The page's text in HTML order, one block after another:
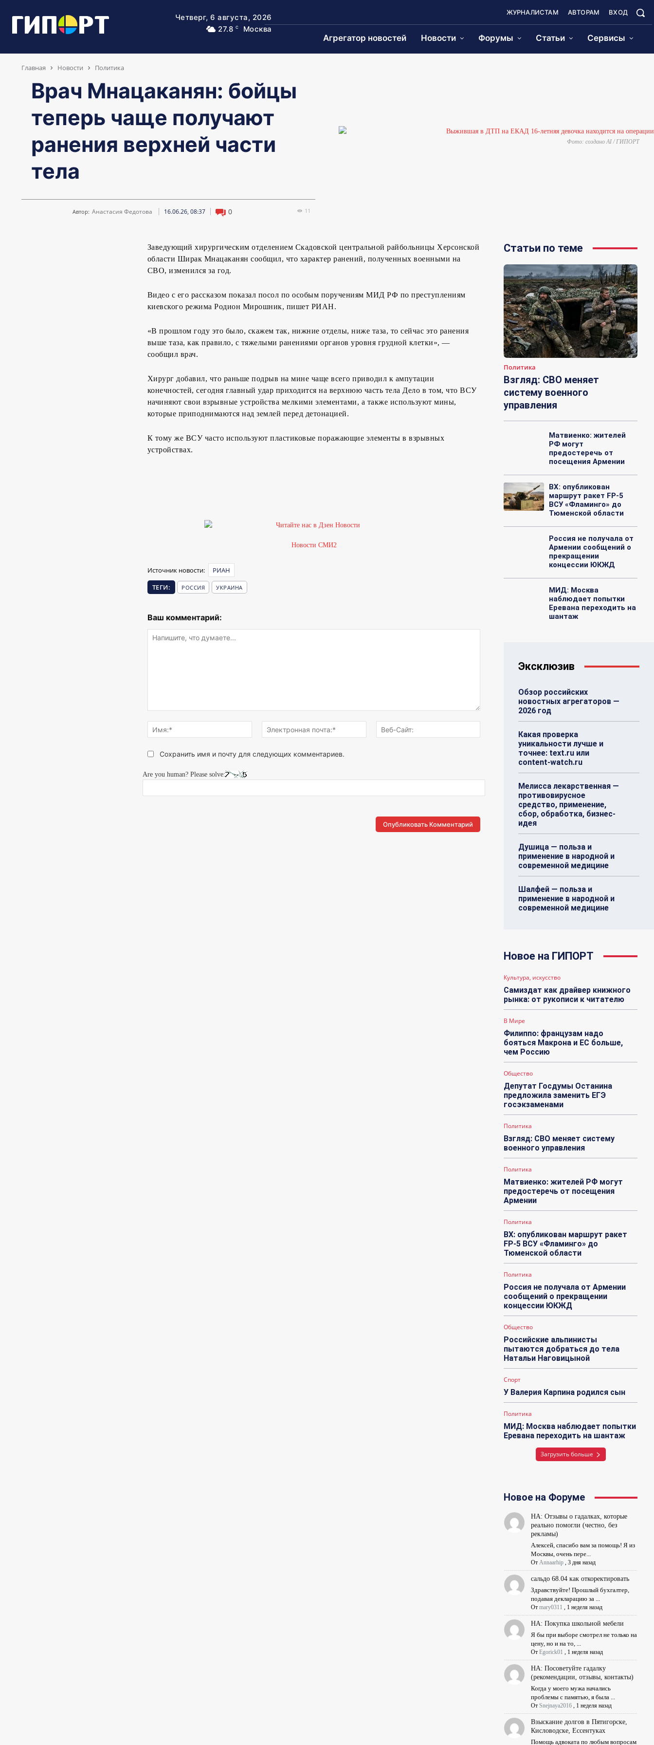
Четверг, 6 августа, 2026
27.8 C Москва
ЖУРНАЛИСТАМ АВТОРАМ ВХОД
Агрегатор новостей Новости Форумы Статьи Сервисы
Главная Новости Политика
Врач Мнацаканян: бойцы
теперь чаще получают
ранения верхней части
тела
Автор: Анастасия Федотова 16.06.26, 08:37 0 11
Фото: создано AI / ГИПОРТ
Заведующий хирургическим отделением Скадовской центральной райбольницы Херсонской
области Ширак Мнацаканян сообщил, что характер ранений, полученных военными на
СВО, изменился за год.
Видео с его рассказом показал посол по особым поручениям МИД РФ по преступлениям
киевского режима Родион Мирошник, пишет РИАН.
«В прошлом году это было, скажем так, нижние отделы, ниже таза, то сейчас это ранения
выше таза, как правило, с тяжелыми ранениями органов уровня грудной клетки», —
сообщил врач.
Хирург добавил, что раньше подрыв на мине чаще всего приводил к ампутации
конечностей, сегодня главный удар приходится на верхнюю часть тела Дело в том, что ВСУ
начиняют свои взрывные устройства мелкими элементами, а также используют мины,
которые приподнимаются над землей перед детонацией.
К тому же ВСУ часто используют пластиковые поражающие элементы в взрывных
устройствах.
Новости СМИ2
Источник новости:
РИАН
ТЕГИ:
РОССИЯ УКРАИНА
Ваш комментарий:
что
думаете...
Имя:*
Электронная
почта:*
Сохранить имя и почту для следующих комментариев.
Are you human? Please solve:
Статьи по теме
Политика
Взгляд: СВО меняет
систему военного
управления
Матвиенко: жителей
РФ могут
предостеречь от
посещения Армении
ВХ: опубликован
маршрут ракет FP-5
ВСУ «Фламинго» до
Тюменской области
Россия не получала от
Армении сообщений о
прекращении
концессии ЮКЖД
МИД: Москва
наблюдает попытки
Еревана переходить на
шантаж
Эксклюзив
Обзор российских
новостных агрегаторов —
2026 год
Какая проверка
уникальности лучше и
точнее: text.ru или
content-watch.ru
Мелисса лекарственная —
противовирусное
средство, применение,
сбор, обработка, бизнес-
идея
Душица — польза и
применение в народной и
современной медицине
Шалфей — польза и
применение в народной и
современной медицине
Новое на ГИПОРТ
Культура, искусство
Самиздат как драйвер книжного
рынка: от рукописи к читателю
В Мире
Филиппо: французам надо
бояться Макрона и ЕС больше,
чем Россию
Общество
Депутат Госдумы Останина
предложила заменить ЕГЭ
госэкзаменами
Политика
Взгляд: СВО меняет систему
военного управления
Политика
Матвиенко: жителей РФ могут
предостеречь от посещения
Армении
Политика
ВХ: опубликован маршрут ракет
FP-5 ВСУ «Фламинго» до
Тюменской области
Политика
Россия не получала от Армении
сообщений о прекращении
концессии ЮКЖД
Общество
Российские альпинисты
пытаются добраться до тела
Натальи Наговицыной
Спорт
У Валерия Карпина родился сын
Политика
МИД: Москва наблюдает попытки
Еревана переходить на шантаж
Загрузить больше
Новое на Форуме
НА: Отзывы о гадалках, которые
реально помогли (честно, без
рекламы)
Алексей, спасибо вам за помощь! Я из
Москвы, очень пере...
От Annaarhip, 3 дня назад
сальдо 68.04 как откоректировать
Здравствуйте! Прошлый бухгалтер,
подавая декларацию за ...
От mary0311 , 1 неделя назад
НА: Покупка школьной мебели
Я бы при выборе смотрел не только на
цену, но и на то, ...
От Egorick01 , 1 неделя назад
НА: Посоветуйте гадалку
(рекомендации, отзывы, контакты)
Когда у моего мужа начались
проблемы с памятью, я была ...
От Snejnaya2016, 1 неделя назад
Взыскание долгов в Пятигорске,
Кисловодске, Ессентуках
Помощь адвоката по любым вопросам